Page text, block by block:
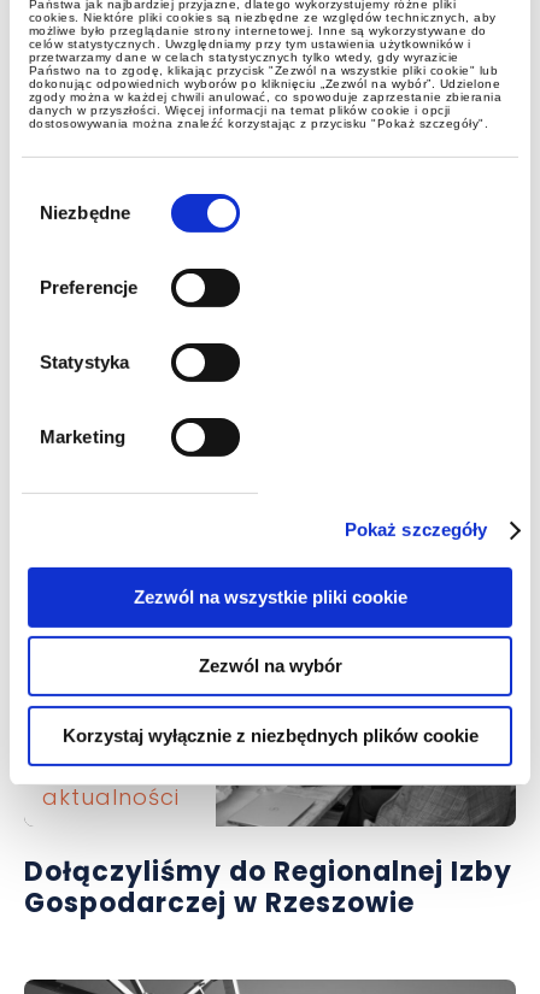
Państwa jak najbardziej przyjazne, dlatego wykorzystujemy różne pliki
cookies. Niektóre pliki cookies są niezbędne ze względów technicznych, aby
możliwe było przeglądanie strony internetowej. Inne są wykorzystywane do
celów statystycznych. Uwzględniamy przy tym ustawienia użytkowników i
przetwarzamy dane w celach statystycznych tylko wtedy, gdy wyrazicie
Państwo na to zgodę, klikając przycisk "Zezwól na wszystkie pliki cookie" lub
dokonując odpowiednich wyborów po kliknięciu „Zezwól na wybór”. Udzielone
zgody można w każdej chwili anulować, co spowoduje zaprzestanie zbierania
danych w przyszłości. Więcej informacji na temat plików cookie i opcji
dostosowywania można znaleźć korzystając z przycisku "Pokaż szczegóły".
zgody
Niezbędne
Preferencje
Statystyka
Marketing
Pokaż szczegóły
Zezwól na wszystkie pliki cookie
Zezwól na wybór
Korzystaj wyłącznie z niezbędnych plików cookie
Strategiczna rola WIT w handlu
produktami drewnopochodnymi
Małgorzaty Militz! ITR World Tax
aktualności
Dołączyliśmy do Regionalnej Izby
Gospodarczej w Rzeszowie